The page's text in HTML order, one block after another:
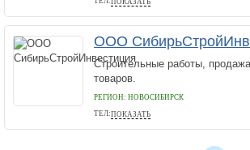
ПОКАЗАТЬ
+7(495)729-21-86
ООО
Строительные работы,
товаров.
РЕГИОН: НОВОСИБИРСК
ТЕЛ:ПОКАЗАТЬ
8 923 157-80-52